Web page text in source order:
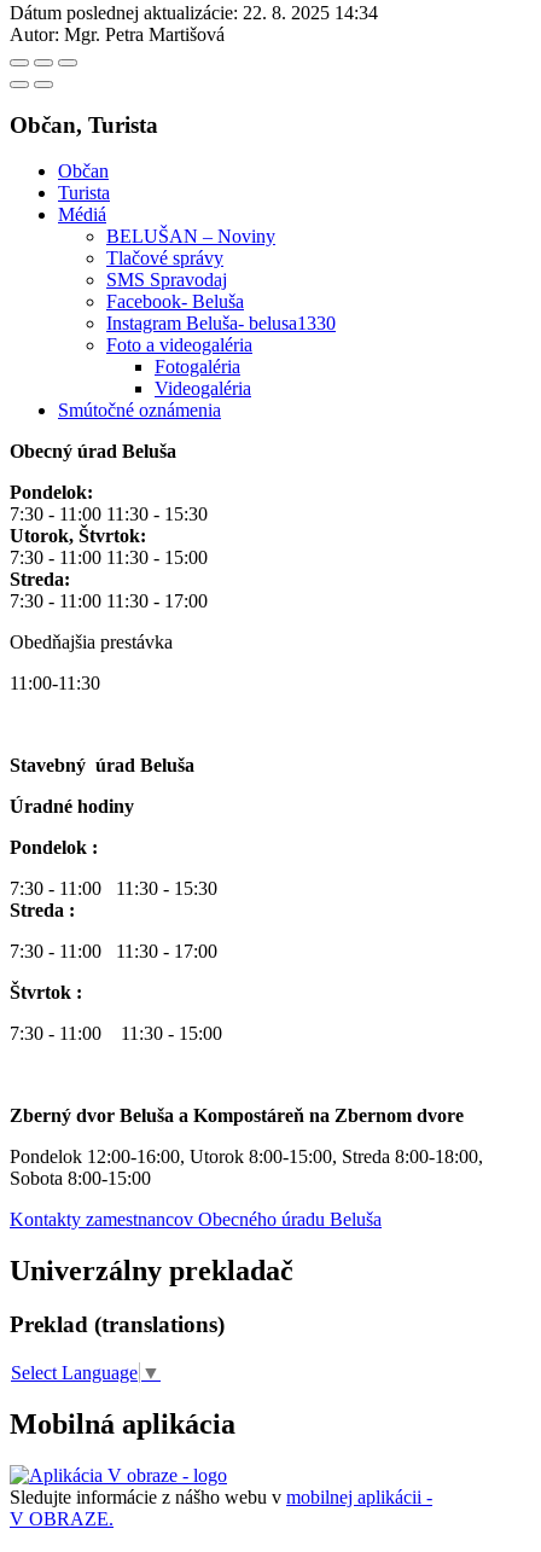
Dátum poslednej aktualizácie: 22. 8. 2025 14:34
Autor: Mgr. Petra Martišová
Občan, Turista
Občan
Turista
Médiá
BELUŠAN – Noviny
Tlačové správy
SMS Spravodaj
Facebook- Beluša
Instagram Beluša- belusa1330
Foto a videogaléria
Fotogaléria
Videogaléria
Smútočné oznámenia
Obecný úrad Beluša
Pondelok:
7:30 - 11:00 11:30 - 15:30
Utorok, Štvrtok:
7:30 - 11:00 11:30 - 15:00
Streda:
7:30 - 11:00 11:30 - 17:00
Obedňajšia prestávka
11:00-11:30
Stavebný úrad Beluša
Úradné hodiny
Pondelok :
7:30 - 11:00 11:30 - 15:30
Streda :
7:30 - 11:00 11:30 - 17:00
Štvrtok :
7:30 - 11:00 11:30 - 15:00
Zberný dvor Beluša a Kompostáreň na Zbernom dvore
Pondelok 12:00-16:00, Utorok 8:00-15:00, Streda 8:00-18:00,
Sobota 8:00-15:00
Kontakty zamestnancov Obecného úradu Beluša
Univerzálny prekladač
Preklad (translations)
Select Language ▼
Mobilná aplikácia
Sledujte informácie z nášho webu v mobilnej aplikácii -
V OBRAZE.